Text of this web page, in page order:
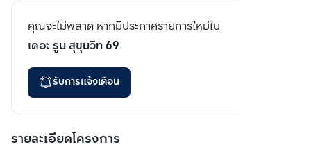
คุณจะไม่พลาด หากมีประกาศรายการใหม่ใน
เดอะ รูม สุขุมวิท 69
รับการแจ้งเตือน
รายละเอียดโครงการ